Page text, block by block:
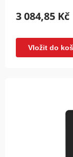
3 084,85 Kč
Vložit do